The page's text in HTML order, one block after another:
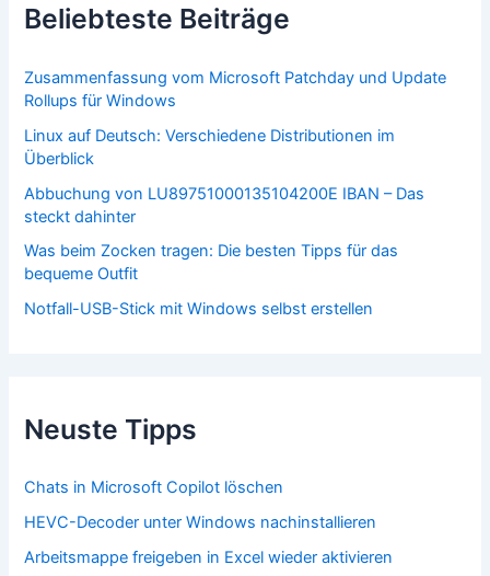
Beliebteste Beiträge
Zusammenfassung vom Microsoft Patchday und Update
Rollups für Windows
Linux auf Deutsch: Verschiedene Distributionen im
Überblick
Abbuchung von LU89751000135104200E IBAN – Das
steckt dahinter
Was beim Zocken tragen: Die besten Tipps für das
bequeme Outfit
Notfall-USB-Stick mit Windows selbst erstellen
Neuste Tipps
Chats in Microsoft Copilot löschen
HEVC-Decoder unter Windows nachinstallieren
Arbeitsmappe freigeben in Excel wieder aktivieren